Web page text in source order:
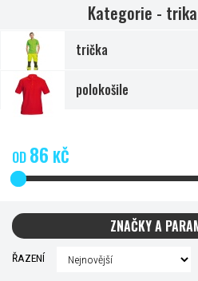
Kategorie -
trička
polokošile
OD 86 KČ
ZNAČKY A
ŘAZENÍ